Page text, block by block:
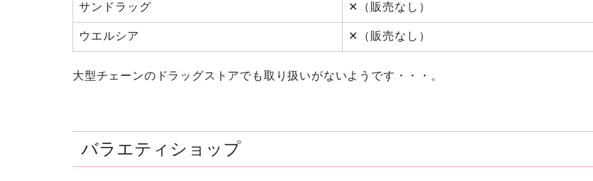
サンドラッグ ✕（販売なし）
ウエルシア ✕（販売なし）
大型チェーンのドラッグストアでも取り扱いがないようです・・・。
バラエティショップ